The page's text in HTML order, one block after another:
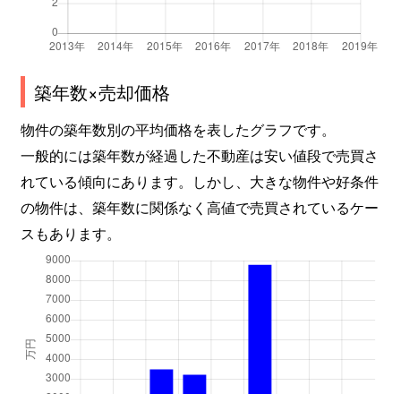
築年数×売却価格
物件の築年数別の平均価格を表したグラフです。
一般的には築年数が経過した不動産は安い値段で売買さ
れている傾向にあります。しかし、大きな物件や好条件
の物件は、築年数に関係なく高値で売買されているケー
スもあります。